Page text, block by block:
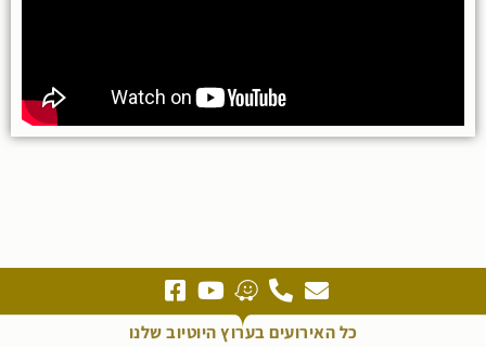
כל האירועים בערוץ היוטיוב שלנו